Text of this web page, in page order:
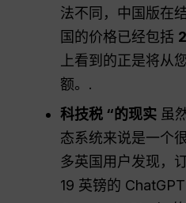
法不同，中国版在
国的价格已经包括
上看到的正是将从
额。.
科技税 “的现实 虽
态系统来说是一个
多英国用户发现，
19 英镑的